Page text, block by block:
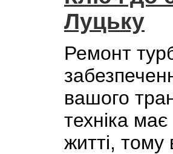
Луцьку
Ремонт
вашого
техніка
житті,